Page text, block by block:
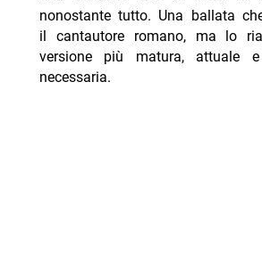
nonostante tutto. Una ballata
il cantautore romano, ma lo
versione più matura, attuale
necessaria.